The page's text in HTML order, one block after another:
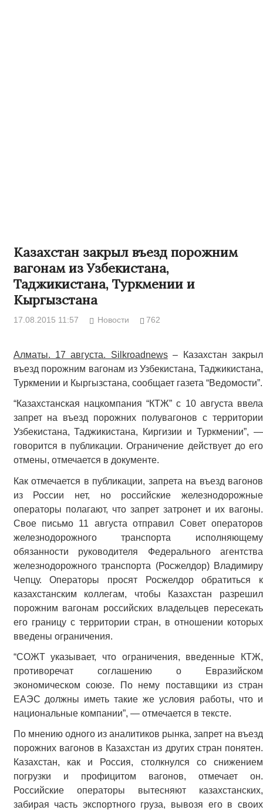
Казахстан закрыл въезд порожним
вагонам из Узбекистана,
Таджикистана, Туркмении и
Кыргызстана
17.08.2015 11:57 Новости 762
Алматы. 17 августа. Silkroadnews– Казахстан закрыл
въезд порожним вагонам из Узбекистана, Таджикистана,
Туркмении и Кыргызстана, сообщает газета “Ведомости”.
“Казахстанская нацкомпания “КТЖ” с 10 августа ввела
запрет на въезд порожних полувагонов с территории
Узбекистана, Таджикистана, Киргизии и Туркмении”, —
говорится в публикации. Ограничение действует до его
отмены, отмечается в документе.
Как отмечается в публикации, запрета на въезд вагонов
из России нет, но российские железнодорожные
операторы полагают, что запрет затронет и их вагоны.
Свое письмо 11 августа отправил Совет операторов
железнодорожного транспорта исполняющему
обязанности руководителя Федерального агентства
железнодорожного транспорта (Росжелдор) Владимиру
Чепцу. Операторы просят Росжелдор обратиться к
казахстанским коллегам, чтобы Казахстан разрешил
порожним вагонам российских владельцев пересекать
его границу с территории стран, в отношении которых
введены ограничения.
“СОЖТ указывает, что ограничения, введенные КТЖ,
противоречат соглашению о Евразийском
экономическом союзе. По нему поставщики из стран
ЕАЭС должны иметь такие же условия работы, что и
национальные компании”, — отмечается в тексте.
По мнению одного из аналитиков рынка, запрет на въезд
порожних вагонов в Казахстан из других стран понятен.
Казахстан, как и Россия, столкнулся со снижением
погрузки и профицитом вагонов, отмечает он.
Российские операторы вытесняют казахстанских,
забирая часть экспортного груза, вывозя его в своих